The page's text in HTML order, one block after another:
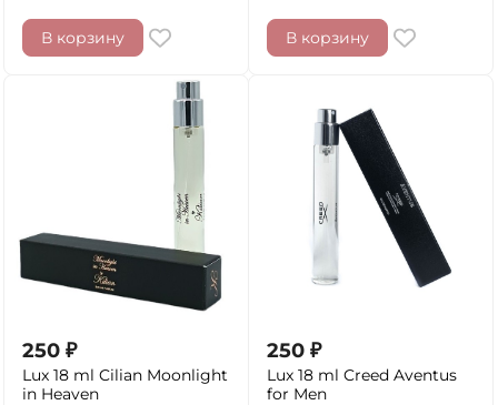
В корзину В корзину
250 ₽
Lux 18 ml Cilian Moonlight
in Heaven
250 ₽
Lux 18 ml Creed Aventus
for Men